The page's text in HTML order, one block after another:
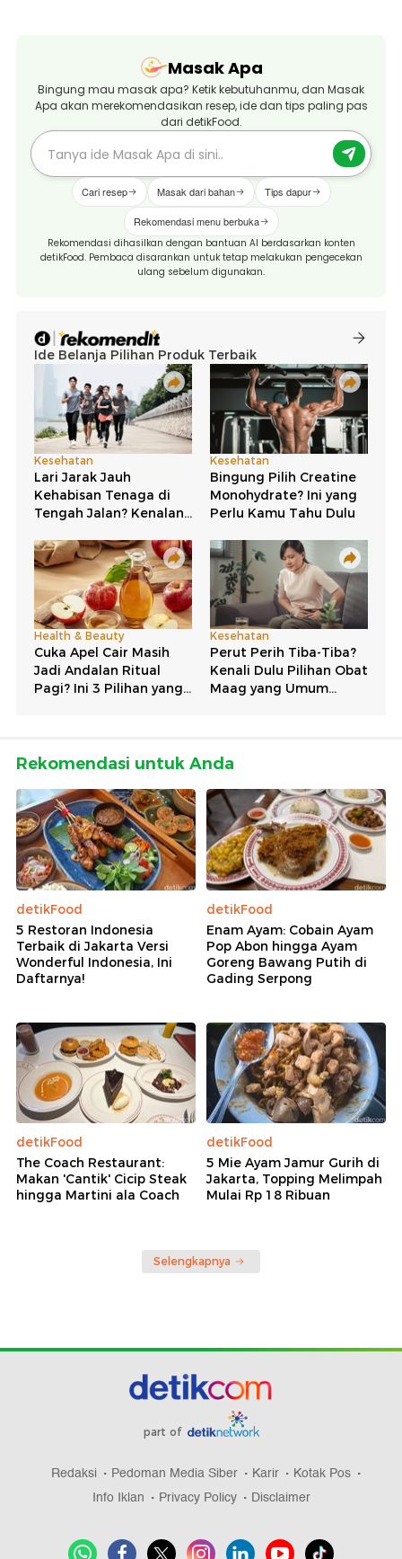
Masak Apa
Bingung mau masak apa? Ketik kebutuhanmu, dan Masak
Apa akan merekomendasikan resep, ide dan tips paling pas
dari detikFood.
Cari resep Masak dari bahan Tips dapur
Rekomendasi menu berbuka
Rekomendasi dihasilkan dengan bantuan AI berdasarkan konten
detikFood. Pembaca disarankan untuk tetap melakukan pengecekan
ulang sebelum digunakan.
Rekomendasi untuk Anda
detikFood
5 Restoran Indonesia
Terbaik di Jakarta Versi
Wonderful Indonesia, Ini
Daftarnya!
detikFood
Enam Ayam: Cobain Ayam
Pop Abon hingga Ayam
Goreng Bawang Putih di
Gading Serpong
detikFood
The Coach Restaurant:
Makan 'Cantik' Cicip Steak
hingga Martini ala Coach
detikFood
5 Mie Ayam Jamur Gurih di
Jakarta, Topping Melimpah
Mulai Rp 18 Ribuan
Selengkapnya
part of
Redaksi Pedoman Media Siber Karir
Kotak Pos
Info Iklan
Privacy Policy Disclaimer